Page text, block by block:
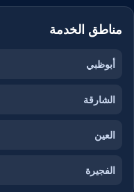
مناطق الخدمة
أبوظبي
الشارقة
العين
الفجيرة